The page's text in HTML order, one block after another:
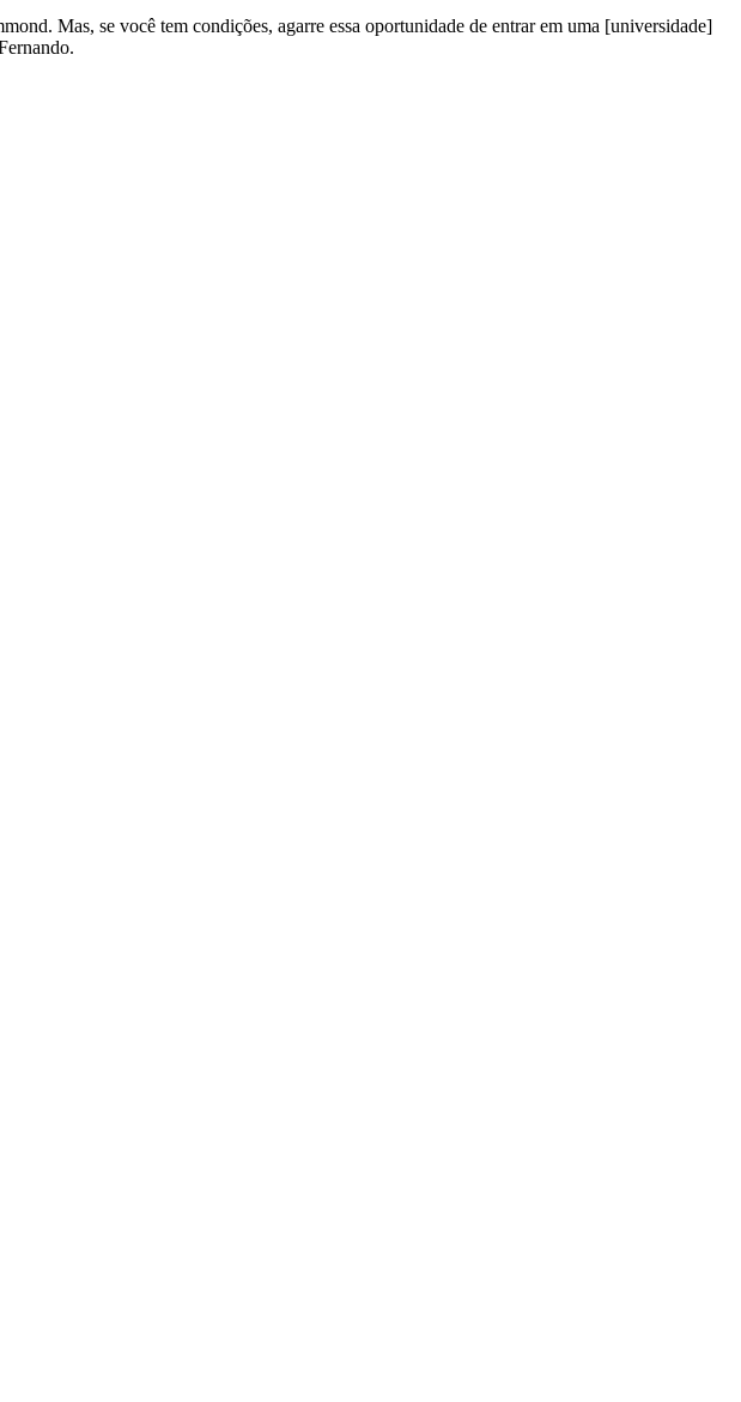
Mas, se você tem condições, agarre essa oportunidade de entrar em uma [universidade]